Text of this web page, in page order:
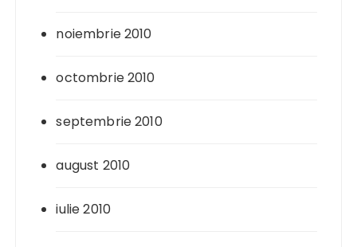
noiembrie 2010
octombrie 2010
septembrie 2010
august 2010
iulie 2010